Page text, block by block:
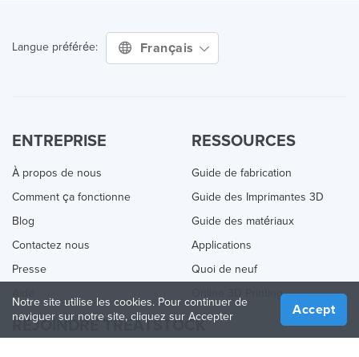
Langue préférée: Français
ENTREPRISE
À propos de nous
Comment ça fonctionne
Blog
Contactez nous
Presse
RESSOURCES
Guide de fabrication
Guide des Imprimantes 3D
Guide des matériaux
Applications
Quoi de neuf
Online 3D Printing
REJOINDRE TREATSTOCK
Notre site utilise les cookies. Pour continuer de
naviguer sur notre site, cliquez sur Accepter
Accept